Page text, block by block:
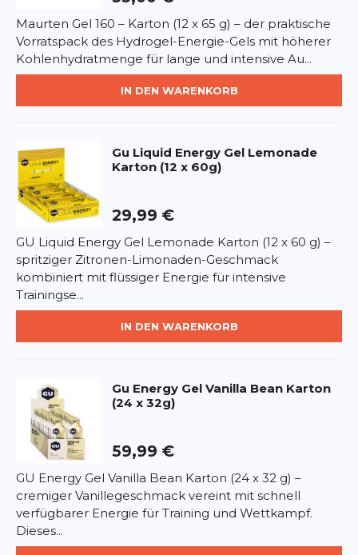
Zutaten:Wasser, Glucose, Fructose,
Calciumcarbonat, Koffein, Gluconsäure,
Natriumalginat.
Nährwerte pro 40 g: Energie 418 kJ / 100 kcal, Fett
0 g, davon gesättigte Fettsäuren 0 g,
Salz 0,06 g, Koffein 100 mg.
Anwendung:
Direkt verzehren – ideal während
langer oder intensiver Trainingseinheiten und
Wettkämpfe, besonders bei Bedarf an zusätzlicher
Allergenhinweis:Keine Allergene, vegan.
Pflichtfelder
BEWERTUNG HINZUFÜGEN
Dieses Formular ist durch reCAPTCHA geschützt – es gelten die
Datenschutzbestimmungen undNutzungsbedingungen
Google.
Maurten Gel 160 – Karton (12 x 65 g) – der praktische
Vorratspack des Hydrogel-Energie-Gels mit höherer
Kohlenhydratmenge für lange und intensive Au...
IN DEN WARENKORB
Gu Liquid Energy Gel Lemonade
Karton (12 x 60g)
29,99 €
GU Liquid Energy Gel Lemonade Karton (12 x 60 g) –
spritziger Zitronen-Limonaden-Geschmack
kombiniert mit flüssiger Energie für intensive
Trainingse...
IN DEN WARENKORB
Gu Energy Gel Vanilla Bean Karton
(24 x 32g)
59,99 €
GU Energy Gel Vanilla Bean Karton (24 x 32 g) –
cremiger Vanillegeschmack vereint mit schnell
verfügbarer Energie für Training und Wettkampf.
Dieses...